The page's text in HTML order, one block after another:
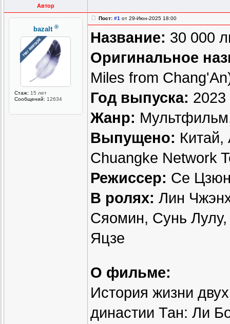
Автор
bazalt ®
Стаж: 15 лет
Сообщений: 12634
Пост: #1 от 29-Июн-2025 18:00
Название: 30 000
Оригинальное
Miles from
Год выпуска: 2023
Жанр:
Выпущено: Китай,
Chuangke Network
Режиссер: Се
В ролях: Лин
Сяомин, Сунь
Яцзе
О фильме:
История жизни
династии Тан: Ли